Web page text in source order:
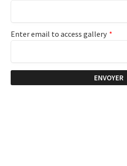
Enter email to access gallery *
ENVOYER